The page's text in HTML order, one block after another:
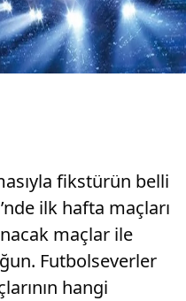
fikstürün belli
ilk hafta maçları
maçlar ile
Futbolseverler
hangi